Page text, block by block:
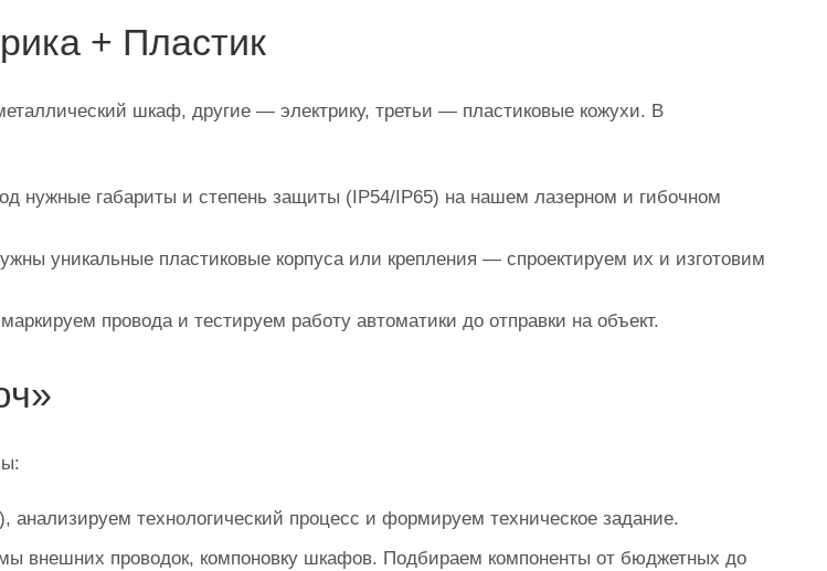
+ Пластик
шкаф, другие — электрику, третьи — пластиковые кожухи. В
нужные габариты и степень защиты (IP54/IP65) на нашем лазерном и гибочном
уникальные пластиковые корпуса или крепления — спроектируем их и изготовим
провода и тестируем работу автоматики до отправки на объект.
технологический процесс и формируем техническое задание.
внешних проводок, компоновку шкафов. Подбираем компоненты от бюджетных до